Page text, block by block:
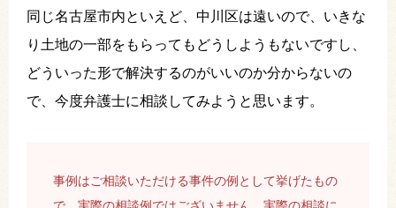
同じ名古屋市内といえど、中川区は遠いので、いきな
り土地の一部をもらってもどうしようもないですし、
どういった形で解決するのがいいのか分からないの
で、今度弁護士に相談してみようと思います。
事例はご相談いただける事件の例として挙げたもの